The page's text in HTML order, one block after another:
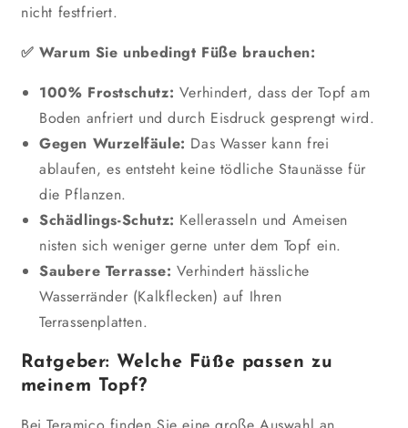
nicht festfriert.
✅ Warum Sie unbedingt Füße brauchen:
100% Frostschutz: Verhindert, dass der Topf am
Boden anfriert und durch Eisdruck gesprengt wird.
Gegen Wurzelfäule: Das Wasser kann frei
ablaufen, es entsteht keine tödliche Staunässe für
die Pflanzen.
Schädlings-Schutz: Kellerasseln und Ameisen
nisten sich weniger gerne unter dem Topf ein.
Saubere Terrasse: Verhindert hässliche
Wasserränder (Kalkflecken) auf Ihren
Terrassenplatten.
Ratgeber: Welche Füße passen zu
meinem Topf?